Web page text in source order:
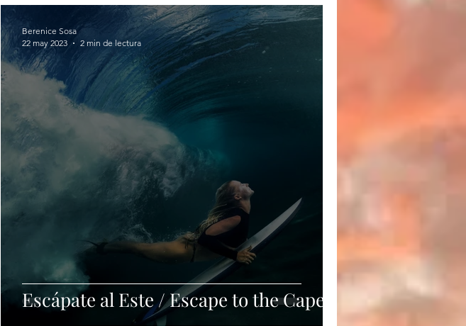
Escápate al Este / Escape to the Cape
Berenice Sosa
22 may 2023
2 min de lectura